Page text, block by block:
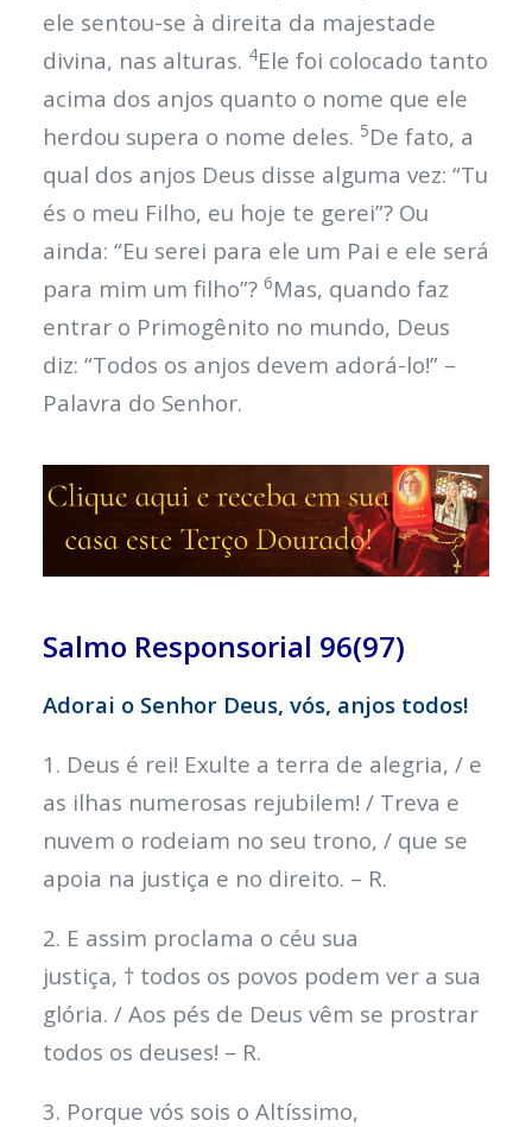
ele sentou-se à direita da majestade
divina, nas alturas. 4Ele foi colocado tanto
acima dos anjos quanto o nome que ele
herdou supera o nome deles. 5De fato, a
qual dos anjos Deus disse alguma vez: “Tu
és o meu Filho, eu hoje te gerei”? Ou
ainda: “Eu serei para ele um Pai e ele será
para mim um filho”? 6Mas, quando faz
entrar o Primogênito no mundo, Deus
diz: “Todos os anjos devem adorá-lo!” –
Palavra do Senhor.
Salmo Responsorial 96(97)
Adorai o Senhor Deus, vós, anjos todos!
1. Deus é rei! Exulte a terra de alegria, / e
as ilhas numerosas rejubilem! / Treva e
nuvem o rodeiam no seu trono, / que se
apoia na justiça e no direito. – R.
2. E assim proclama o céu sua
justiça, † todos os povos podem ver a sua
glória. / Aos pés de Deus vêm se prostrar
todos os deuses! – R.
3. Porque vós sois o Altíssimo,